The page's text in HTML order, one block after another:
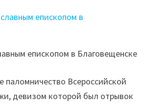
епископом в Благовещенске
паломничество Всероссийской
девизом которой был отрывок